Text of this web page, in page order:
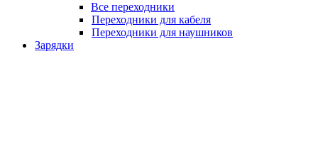
Все переходники
Переходники для кабеля
Переходники для наушников
Зарядки